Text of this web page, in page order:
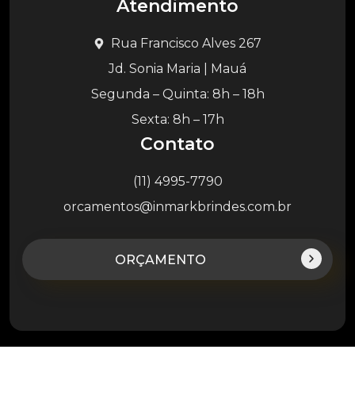
Atendimento
Rua Francisco Alves 267
Jd. Sonia Maria | Mauá
Segunda – Quinta: 8h – 18h
Sexta: 8h – 17h
Contato
(11) 4995-7790
orcamentos@inmarkbrindes.com.br
ORÇAMENTO